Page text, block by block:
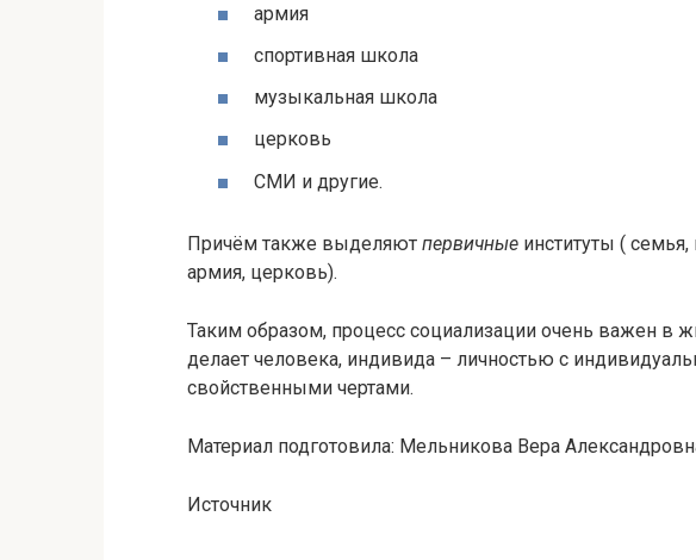
армия
спортивная школа
музыкальная школа
церковь
СМИ и другие.
Причём также выделяют первичные институты (
армия, церковь).
Таким образом, процесс социализации очень важен в
делает человека, индивида – личностью с
свойственными чертами.
Материал подготовила: Мельникова Вера
Источник